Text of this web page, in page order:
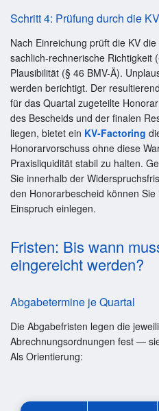
Schritt 4: Prüfung durch die
Nach Einreichung prüft die KV
sachlich-rechnerische Richtigkeit
Plausibilität (§ 46 BMV-Ä).
werden berichtigt. Der
für das Quartal zugeteilte
des Bescheids und der finalen
liegen, bietet ein KV-Factoring
Honorarvorschuss ohne diese
Praxisliquidität stabil zu halten.
Sie innerhalb der
den Honorarbescheid können
Einspruch einlegen.
Fristen: Bis wann
eingereicht werden?
Abgabetermine je Quartal
Die Abgabefristen legen die
Abrechnungsordnungen fest —
Als Orientierung: